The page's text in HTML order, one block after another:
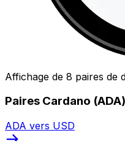
Affichage de 8 paires de
Paires Cardano
ADA vers USD